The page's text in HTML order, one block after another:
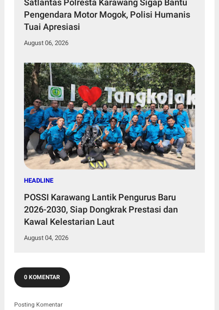
Pengendara Motor Mogok, Polisi Humanis
Tuai Apresiasi
August 06, 2026
HEADLINE
POSSI Karawang Lantik Pengurus Baru
2026-2030, Siap Dongkrak Prestasi dan
Kawal Kelestarian Laut
August 04, 2026
0 KOMENTAR
Posting Komentar